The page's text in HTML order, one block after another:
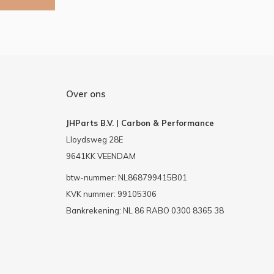
Over ons
JHParts B.V. | Carbon & Performance
Lloydsweg 28E
9641KK VEENDAM
btw-nummer: NL868799415B01
KVK nummer: 99105306
Bankrekening: NL 86 RABO 0300 8365 38